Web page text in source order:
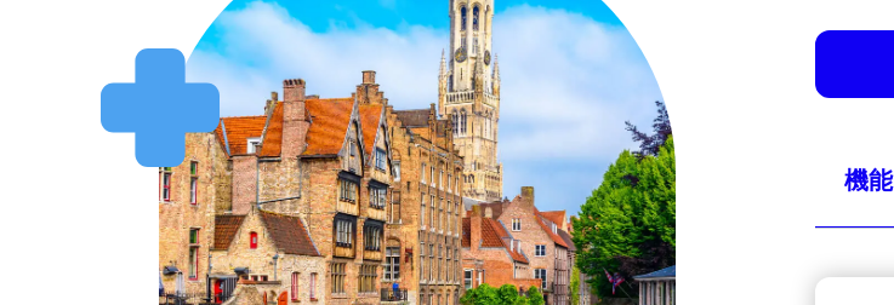
機能